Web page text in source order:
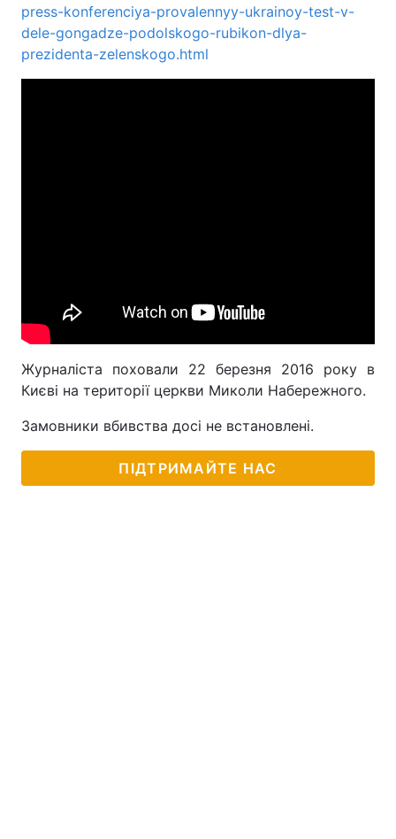
press-konferenciya-provalennyy-ukrainoy-test-v-
dele-gongadze-podolskogo-rubikon-dlya-
prezidenta-zelenskogo.html
Журналіста поховали 22 березня 2016 року в
Києві на території церкви Миколи Набережного.
Замовники вбивства досі не встановлені.
ПІДТРИМАЙТЕ НАС